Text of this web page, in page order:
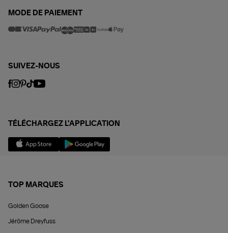
MODE DE PAIEMENT
SUIVEZ-NOUS
TÉLÉCHARGEZ L'APPLICATION
TOP MARQUES
Golden Goose
Jérôme Dreyfuss